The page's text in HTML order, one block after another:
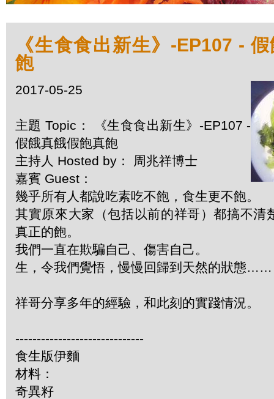
《生食食出新生》-EP107 -
飽
2017-05-25
主題 Topic： 《生食食出新生》-EP107 -
假餓真餓假飽真飽
主持人 Hosted by： 周兆祥博士
嘉賓 Guest：
幾乎所有人都說吃素吃不飽，食生更不飽。
其實原來大家（包括以前的祥哥）都搞不清
真正的飽。
我們一直在欺騙自己、傷害自己。
生，令我們覺悟，慢慢回歸到天然的狀態……
祥哥分享多年的經驗，和此刻的實踐情況。
------------------------------
食生版伊麵
材料：
奇異籽